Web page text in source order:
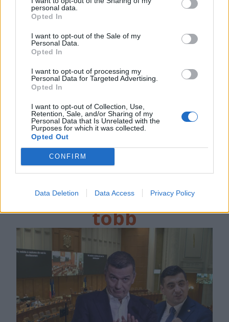
personal data.
Opted In
I want to opt-out of the Sale of my
Personal Data.
Opted In
I want to opt-out of processing my
Personal Data for Targeted Advertising.
Opted In
I want to opt-out of Collection, Use,
Retention, Sale, and/or Sharing of my
Personal Data that Is Unrelated with the
Purposes for which it was collected.
Opted Out
CONFIRM
Data Deletion Data Access Privacy Policy
SZÉKELYHON
Hátulról ütötte fejbe a
rendőrt egy 17 éves lány
Előzetes letartóztatásba került egy 17
éves lány, miután a gyanú szerint egy
háromszéki intézkedés során. A rendőr
7–9 nap alatt gyógyuló sérüléseket
szenvedett.
//még
több
főtér.ro